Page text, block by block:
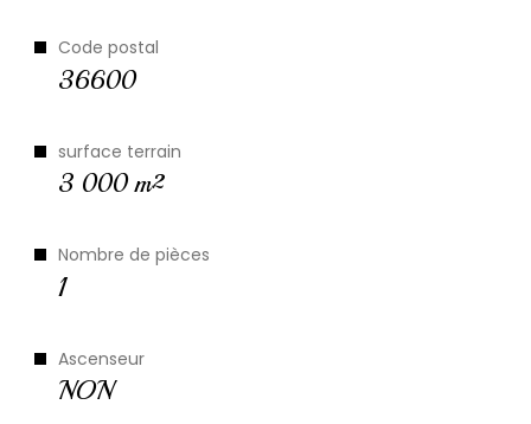
copropriété
le quartier
Code postal
36600
surface terrain
3 000 m²
Nombre de pièces
1
Ascenseur
NON